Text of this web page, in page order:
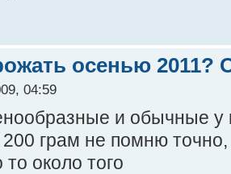
осенью 2011?
04:59
и обычные у
грам не помню точно,
то около того